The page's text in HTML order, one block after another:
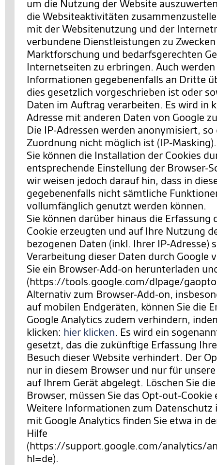
um die Nutzung der Website
die Websiteaktivitäten
mit der Websitenutzung und der
verbundene Dienstleistungen zu
Marktforschung und bedarfsgerechten
Internetseiten zu erbringen. Auch werden
Informationen gegebenenfalls an Dritte
dies gesetzlich vorgeschrieben ist oder
Daten im Auftrag verarbeiten. Es wird in
Adresse mit anderen Daten von Google
Die IP-Adressen werden anonymisiert, so
Zuordnung nicht möglich ist (IP-Masking).
Sie können die Installation der Cookies
entsprechende Einstellung der Browser-
wir weisen jedoch darauf hin, dass in
gegebenenfalls nicht sämtliche
vollumfänglich genutzt werden können.
Sie können darüber hinaus die Erfassung
Cookie erzeugten und auf Ihre Nutzung
bezogenen Daten (inkl. Ihrer IP-Adresse)
Verarbeitung dieser Daten durch Google
Sie ein Browser-Add-on herunterladen
(https://tools.google.com/dlpage/
Alternativ zum Browser-Add-on,
auf mobilen Endgeräten, können Sie die
Google Analytics zudem verhindern,
klicken: hier klicken. Es wird ein
gesetzt, das die zukünftige Erfassung
Besuch dieser Website verhindert. Der
nur in diesem Browser und nur für
auf Ihrem Gerät abgelegt. Löschen Sie
Browser, müssen Sie das Opt-out-Cookie
Weitere Informationen zum Datenschutz
mit Google Analytics finden Sie etwa in
Hilfe
(https://support.google.com/analytics/
hl=de).